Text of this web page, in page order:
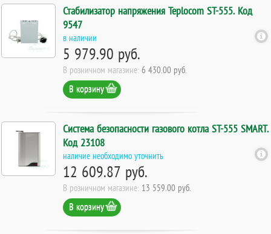
Стабилизатор напряжения Teplocom ST-555. Код
9547
в наличии
5 979.90 руб.
В розничном магазине: 6 430.00 руб.
В корзину
Система безопасности газового котла ST-555 SMART.
Код 23108
наличие необходимо уточнить
12 609.87 руб.
В розничном магазине: 13 559.00 руб.
В корзину